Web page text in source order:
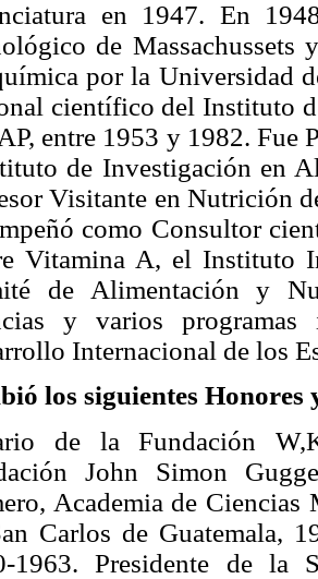
en 1947. En
de
por la Universidad
científico del Instituto
entre 1953 y 1982. Fue
de Investigación en
Visitante en Nutrición
como Consultor
Vitamina A, el Instituto
de Alimentación y
y varios
Internacional de los
los siguientes Honores
de la Fundación
John Simon
Academia de Ciencias
Carlos de Guatemala,
1963. Presidente de la